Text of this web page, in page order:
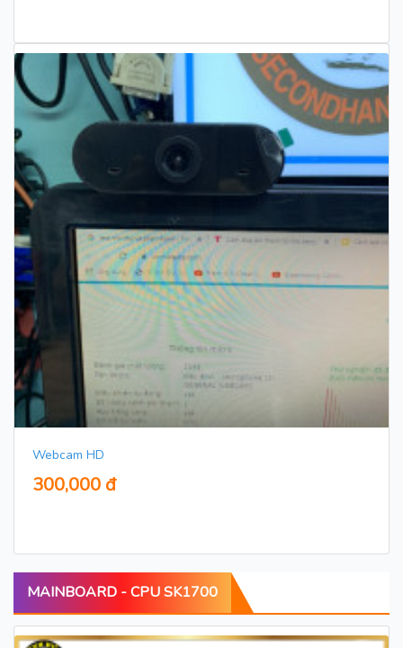
Webcam HD
300,000 đ
MAINBOARD - CPU SK1700